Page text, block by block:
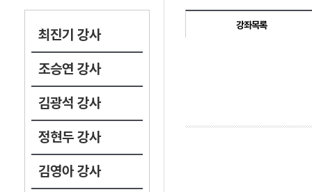
최진기 강사
조승연 강사
김광석 강사
정현두 강사
김영아 강사
강좌목록